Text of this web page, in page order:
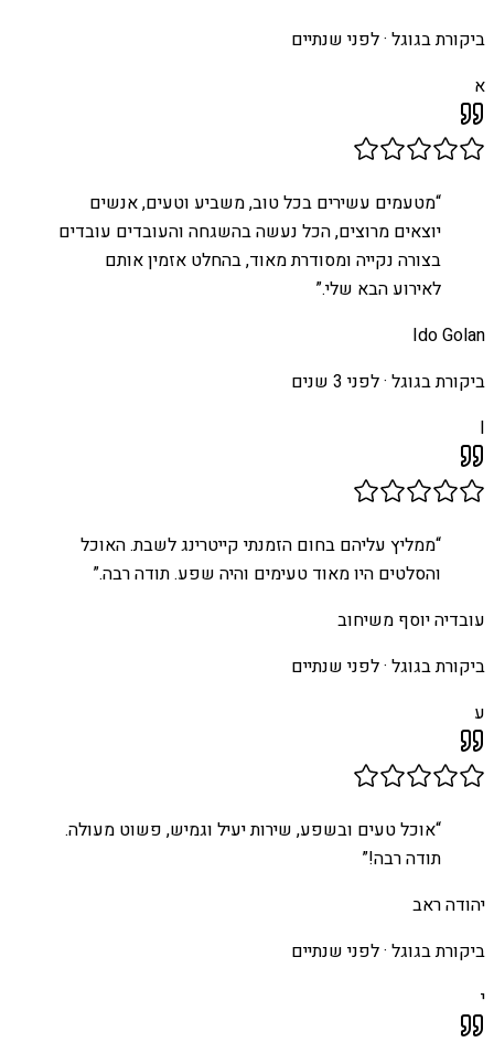
ביקורת בגוגל ·לפני שנתיים
א
“מטעמים עשירים בכל טוב, משביע וטעים, אנשים
יוצאים מרוצים, הכל נעשה בהשגחה והעובדים עובדים
בצורה נקייה ומסודרת מאוד, בהחלט אזמין אותם
לאירוע הבא שלי.”
Ido Golan
ביקורת בגוגל ·לפני 3 שנים
I
“ממליץ עליהם בחום הזמנתי קייטרינג לשבת. האוכל
והסלטים היו מאוד טעימים והיה שפע. תודה רבה.”
עובדיה יוסף משיחוב
ביקורת בגוגל ·לפני שנתיים
ע
“אוכל טעים ובשפע, שירות יעיל וגמיש, פשוט מעולה.
תודה רבה!”
יהודה ראב
ביקורת בגוגל ·לפני שנתיים
י